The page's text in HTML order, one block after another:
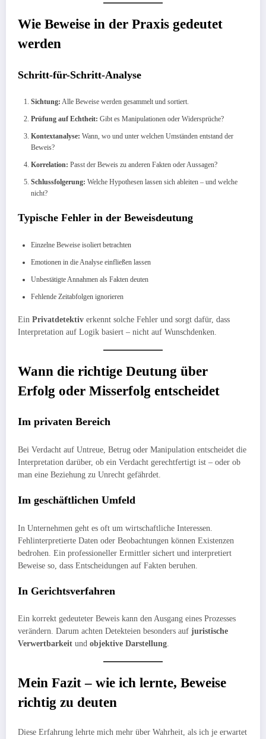
Wie Beweise in der Praxis gedeutet
werden
Schritt-für-Schritt-Analyse
Sichtung: Alle Beweise werden gesammelt und sortiert.
Prüfung auf Echtheit: Gibt es Manipulationen oder Widersprüche?
Kontextanalyse: Wann, wo und unter welchen Umständen entstand der
Beweis?
Korrelation: Passt der Beweis zu anderen Fakten oder Aussagen?
Schlussfolgerung: Welche Hypothesen lassen sich ableiten – und welche
nicht?
Typische Fehler in der Beweisdeutung
Einzelne Beweise isoliert betrachten
Emotionen in die Analyse einfließen lassen
Unbestätigte Annahmen als Fakten deuten
Fehlende Zeitabfolgen ignorieren
Ein Privatdetektiv erkennt solche Fehler und sorgt dafür, dass
Interpretation auf Logik basiert – nicht auf Wunschdenken.
Wann die richtige Deutung über
Erfolg oder Misserfolg entscheidet
Im privaten Bereich
Bei Verdacht auf Untreue, Betrug oder Manipulation entscheidet die
Interpretation darüber, ob ein Verdacht gerechtfertigt ist – oder ob
man eine Beziehung zu Unrecht gefährdet.
Im geschäftlichen Umfeld
In Unternehmen geht es oft um wirtschaftliche Interessen.
Fehlinterpretierte Daten oder Beobachtungen können Existenzen
bedrohen. Ein professioneller Ermittler sichert und interpretiert
Beweise so, dass Entscheidungen auf Fakten beruhen.
In Gerichtsverfahren
Ein korrekt gedeuteter Beweis kann den Ausgang eines Prozesses
verändern. Darum achten Detekteien besonders auf juristische
Verwertbarkeit und objektive Darstellung.
Mein Fazit – wie ich lernte, Beweise
richtig zu deuten
Diese Erfahrung lehrte mich mehr über Wahrheit, als ich je erwartet